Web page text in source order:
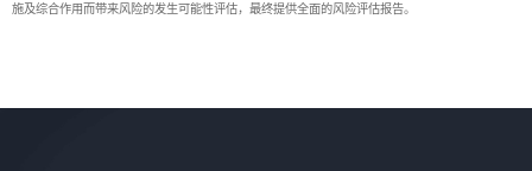
施及综合作用而带来风险的发生可能性评估，最终提供全面的风险评估报告。